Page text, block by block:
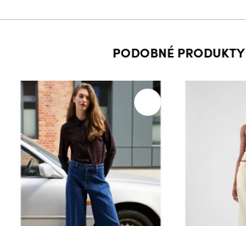
PODOBNÉ PRODUKTY